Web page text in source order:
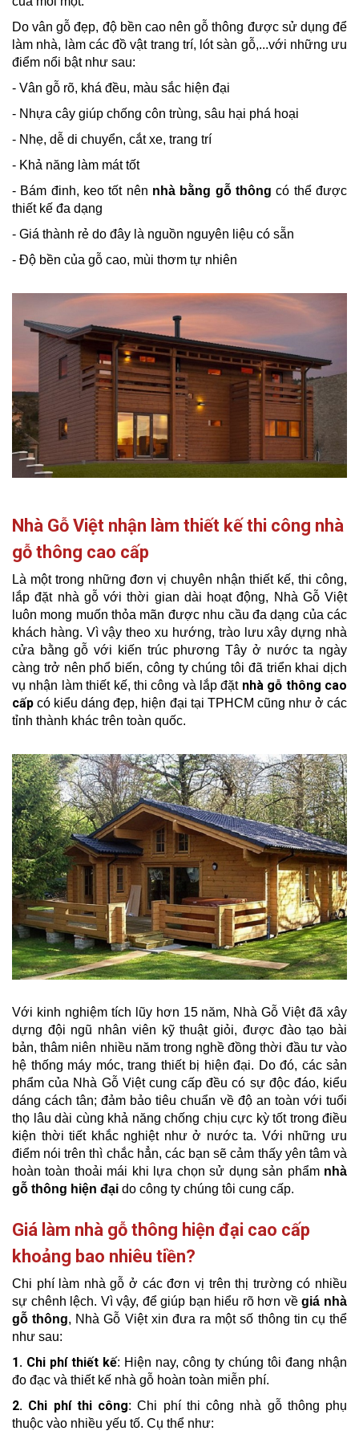
Do vân gỗ đẹp, độ bền cao nên gỗ thông được sử dụng để
làm nhà, làm các đồ vật trang trí, lót sàn gỗ,...với những ưu
điểm nổi bật như sau:
- Vân gỗ rõ, khá đều, màu sắc hiện đại
- Nhựa cây giúp chống côn trùng, sâu hại phá hoại
- Nhẹ, dễ di chuyển, cắt xe, trang trí
- Khả năng làm mát tốt
- Bám đinh, keo tốt nên nhà bằng gỗ thông có thể được
thiết kế đa dạng
- Giá thành rẻ do đây là nguồn nguyên liệu có sẵn
- Độ bền của gỗ cao, mùi thơm tự nhiên
Nhà Gỗ Việt nhận làm thiết kế thi công nhà
gỗ thông cao cấp
Là một trong những đơn vị chuyên nhận thiết kế, thi công,
lắp đặt nhà gỗ với thời gian dài hoạt động, Nhà Gỗ Việt
luôn mong muốn thỏa mãn được nhu cầu đa dạng của các
khách hàng. Vì vậy theo xu hướng, trào lưu xây dựng nhà
cửa bằng gỗ với kiến trúc phương Tây ở nước ta ngày
càng trở nên phổ biến, công ty chúng tôi đã triển khai dịch
vụ nhận làm thiết kế, thi công và lắp đặt nhà gỗ thông cao
cấp có kiểu dáng đẹp, hiện đại tại TPHCM cũng như ở các
tỉnh thành khác trên toàn quốc.
Với kinh nghiệm tích lũy hơn 15 năm, Nhà Gỗ Việt đã xây
dựng đội ngũ nhân viên kỹ thuật giỏi, được đào tạo bài
bản, thâm niên nhiều năm trong nghề đồng thời đầu tư vào
hệ thống máy móc, trang thiết bị hiện đại. Do đó, các sản
phẩm của Nhà Gỗ Việt cung cấp đều có sự độc đáo, kiểu
dáng cách tân; đảm bảo tiêu chuẩn về độ an toàn với tuổi
thọ lâu dài cùng khả năng chống chịu cực kỳ tốt trong điều
kiện thời tiết khắc nghiệt như ở nước ta. Với những ưu
điểm nói trên thì chắc hẳn, các bạn sẽ cảm thấy yên tâm và
hoàn toàn thoải mái khi lựa chọn sử dụng sản phẩm nhà
gỗ thông hiện đại do công ty chúng tôi cung cấp.
Giá làm nhà gỗ thông hiện đại cao cấp
khoảng bao nhiêu tiền?
Chi phí làm nhà gỗ ở các đơn vị trên thị trường có nhiều
sự chênh lệch. Vì vậy, để giúp bạn hiểu rõ hơn vềgiá nhà
gỗ thông, Nhà Gỗ Việt xin đưa ra một số thông tin cụ thể
như sau:
1. Chi phí thiết kế: Hiện nay, công ty chúng tôi đang nhận
đo đạc và thiết kế nhà gỗ hoàn toàn miễn phí.
2. Chi phí thi công: Chi phí thi công nhà gỗ thông phụ
thuộc vào nhiều yếu tố. Cụ thể như: